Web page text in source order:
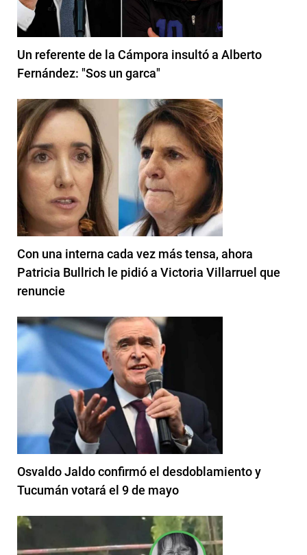
Un referente de la Cámpora insultó a Alberto
Fernández: "Sos un garca"
Con una interna cada vez más tensa, ahora
Patricia Bullrich le pidió a Victoria Villarruel que
renuncie
Osvaldo Jaldo confirmó el desdoblamiento y
Tucumán votará el 9 de mayo